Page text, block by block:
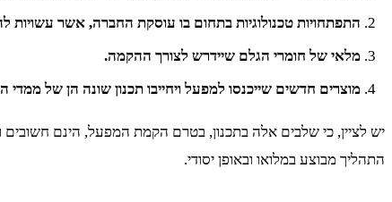
התפתחויות טכנולוגיות בתחום בו עוסקת החברה, אשר
מלאי של חומרי הגלם שיידרש לצורך ההקמה.
מוצרים חדשים שייכנסו למפעל ויחייבו תכנון שונה הן של
יש לציין, כי שלבים אלה בתכנון, בטרם הקמת המפעל, הינם חשובים
התהליך מבוצע במלואו ובאופן יסודי.